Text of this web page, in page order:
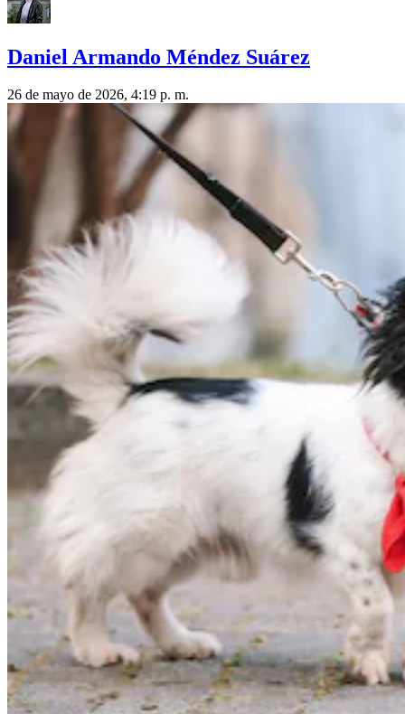
Daniel Armando Méndez Suárez
26 de mayo de 2026, 4:19 p. m.